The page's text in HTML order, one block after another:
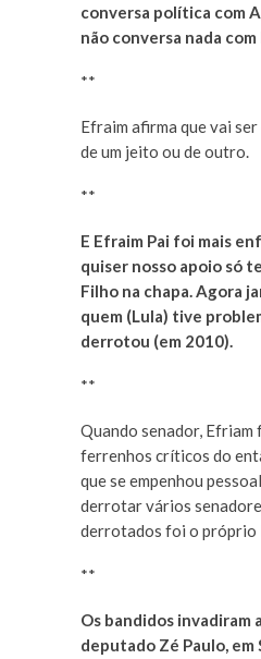
conversa política com
não conversa nada com
**
Efraim afirma que vai
de um jeito ou de outro.
**
E Efraim Pai foi mais
quiser nosso apoio só
Filho na chapa. Agora
quem (Lula) tive
derrotou (em 2010).
**
Quando senador, Efriam
ferrenhos críticos do
que se empenhou
derrotar vários
derrotados foi o próprio
**
Os bandidos invadiram
deputado Zé Paulo, em